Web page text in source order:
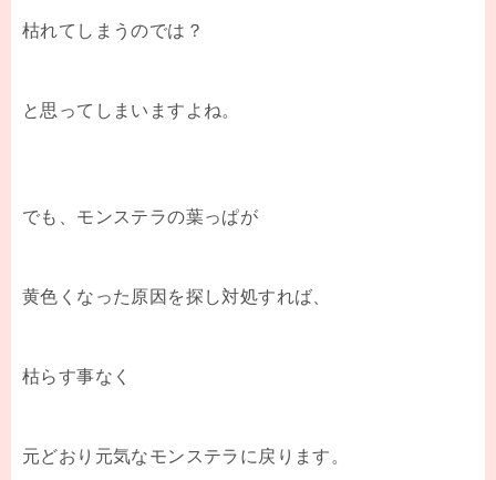
枯れてしまうのでは？
と思ってしまいますよね。
でも、モンステラの葉っぱが
黄色くなった原因を探し対処すれば、
枯らす事なく
元どおり元気なモンステラに戻ります。